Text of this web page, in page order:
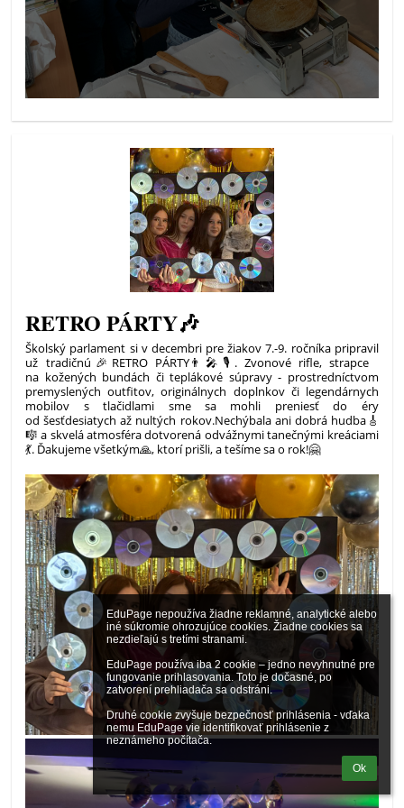
EduPage nepoužíva žiadne reklamné, analytické alebo
iné súkromie ohrozujúce cookies. Žiadne cookies sa
nezdieľajú s tretími stranami.
EduPage používa iba 2 cookie – jedno nevyhnutné pre
fungovanie prihlasovania. Toto je dočasné, po
zatvorení prehliadača sa odstráni.
Druhé cookie zvyšuje bezpečnosť prihlásenia - vďaka
nemu EduPage vie identifikovať prihlásenie z
neznámeho počítača.
Ok
RETRO PÁRTY🎶
Školský parlament si v decembri pre žiakov 7.-9. ročníka pripravil
už tradičnú🎉RETRO PÁRTY👨‍🎤🎙. Zvonové rifle, strapce
na kožených bundách či teplákové súpravy - prostredníctvom
premyslených outfitov, originálnych doplnkov či legendárnych
mobilov s tlačidlami sme sa mohli preniesť do éry
od šesťdesiatych až nultých rokov.Nechýbala ani dobrá hudba🎸
🎼 a skvelá atmosféra dotvorená odvážnymi tanečnými kreáciami
💃. Ďakujeme všetkým🙏, ktorí prišli, a tešíme sa o rok!🤗